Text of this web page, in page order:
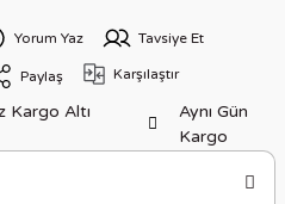
Yorum Yaz Tavsiye Et
Paylaş Karşılaştır
Kargo Altı
Aynı Gün
Kargo